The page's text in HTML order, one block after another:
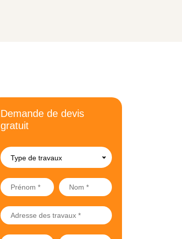
Demande de devis
gratuit
Type de travaux